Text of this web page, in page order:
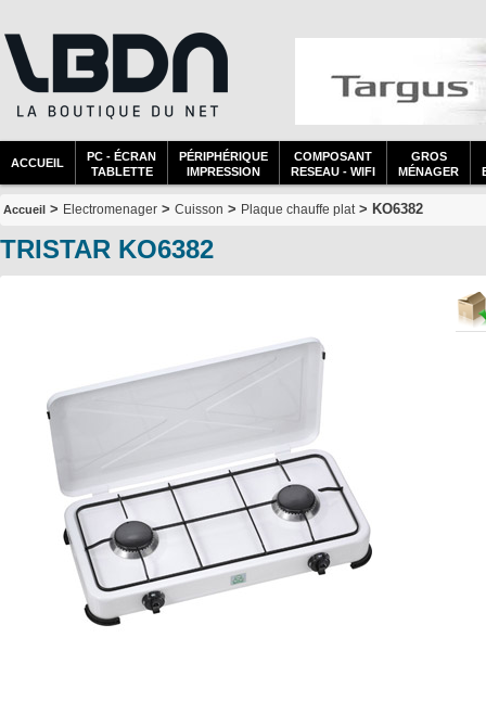
ACCUEIL
PC - ÉCRAN
TABLETTE
PÉRIPHÉRIQUE
IMPRESSION
COMPOSANT
RESEAU - WIFI
GROS
MÉNAGER
Accueil > Electromenager > Cuisson > Plaque chauffe plat> KO6382
TRISTAR KO6382